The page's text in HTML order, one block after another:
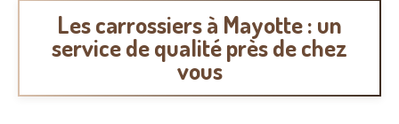
Les carrossiers à Mayotte : un
service de qualité près de chez
vous